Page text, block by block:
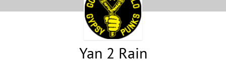
Yan 2 Rain